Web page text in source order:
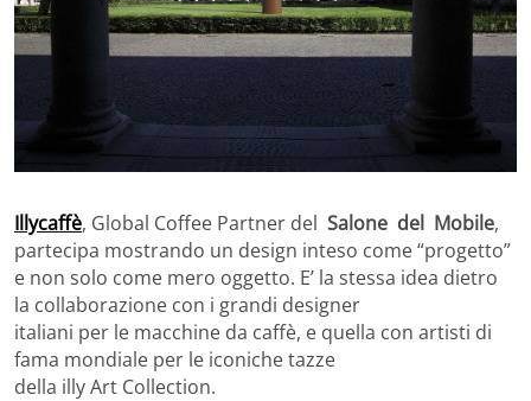
Illycaffè, Global Coffee Partner del Salone del Mobile,
partecipa mostrando un design inteso come “progetto”
e non solo come mero oggetto. E’ la stessa idea dietro
la collaborazione con i grandi designer
italiani per le macchine da caffè, e quella con artisti di
fama mondiale per le iconiche tazze
della illy Art Collection.